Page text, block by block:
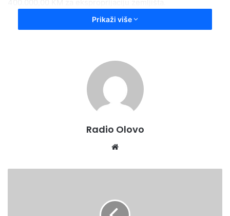
-Nažalost, Gradska uprava Zenica još uvijek nije riješila
upravu Zenica da u što kraćem roku riješe imovinsko-
pravne odnose i omoguće početak realizacije projekta
bitnog za sve građane Zenice – rekao je ministar Isak.
Prikaži više
Radio Olovo